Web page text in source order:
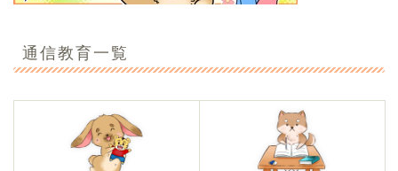
通信教育一覧